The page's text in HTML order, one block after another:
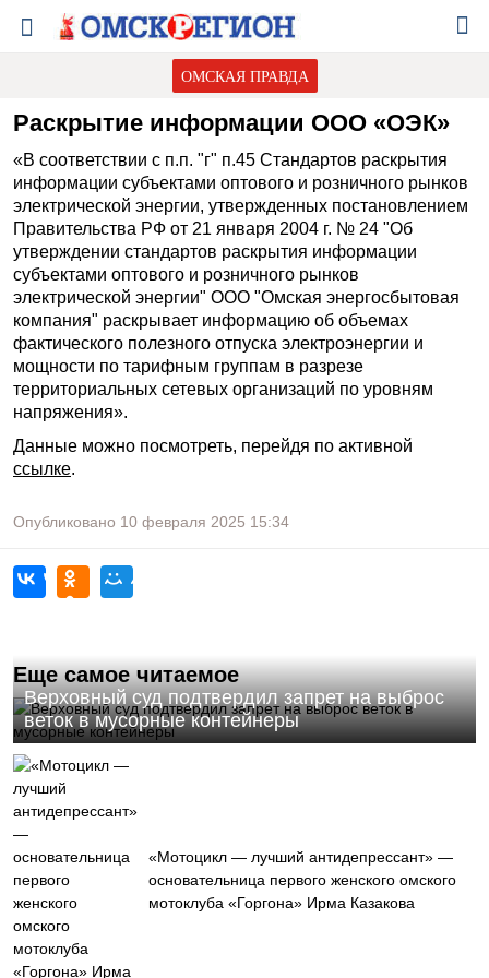
ОМСКАЯ ПРАВДА
Раскрытие информации ООО «ОЭК»
«В соответствии с п.п. "г" п.45 Стандартов раскрытия
информации субъектами оптового и розничного рынков
электрической энергии, утвержденных постановлением
Правительства РФ от 21 января 2004 г. № 24 "Об
утверждении стандартов раскрытия информации
субъектами оптового и розничного рынков
электрической энергии" ООО "Омская энергосбытовая
компания" раскрывает информацию об объемах
фактического полезного отпуска электроэнергии и
мощности по тарифным группам в разрезе
территориальных сетевых организаций по уровням
напряжения».
Данные можно посмотреть, перейдя по активной
ссылке.
Опубликовано 10 февраля 2025 15:34
Еще самое читаемое
Верховный суд подтвердил запрет на выброс
веток в мусорные контейнеры
«Мотоцикл — лучший антидепрессант» —
основательница первого женского омского
мотоклуба «Горгона» Ирма Казакова